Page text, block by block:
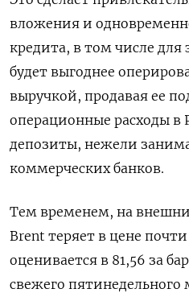
вложения и
кредита, в том числе для
будет выгоднее
выручкой, продавая ее
операционные расходы в
депозиты, нежели
коммерческих банков.
Тем временем, на
Brent теряет в цене
оценивается в 81,56 за
свежего